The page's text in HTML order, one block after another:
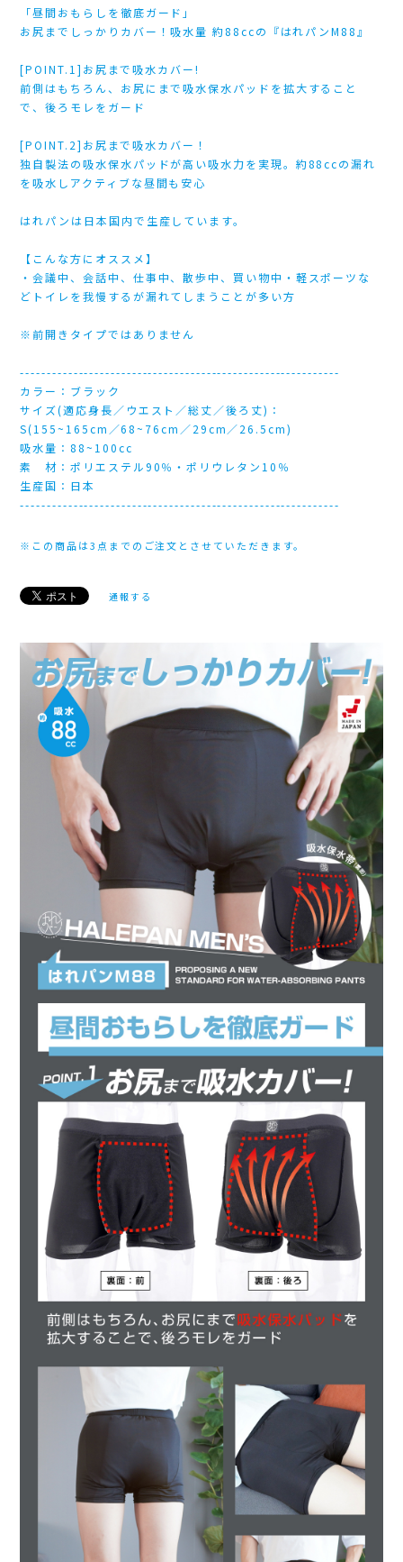
「昼間おもらしを徹底ガード」
お尻までしっかりカバー！吸水量 約88ccの『はれパンM88』
[POINT.1]お尻まで吸水カバー!
前側はもちろん、お尻にまで吸水保水パッドを拡大すること
で、後ろモレをガード
[POINT.2]お尻まで吸水カバー！
独自製法の吸水保水パッドが高い吸水力を実現。約88ccの漏れ
を吸水しアクティブな昼間も安心
はれパンは日本国内で生産しています。
【こんな方にオススメ】
・会議中、会話中、仕事中、散歩中、買い物中・軽スポーツな
どトイレを我慢するが漏れてしまうことが多い方
※前開きタイプではありません
------------------------------------------------------------
カラー：ブラック
サイズ(適応身長／ウエスト／総丈／後ろ丈)：
S(155~165cm／68~76cm／29cm／26.5cm)
吸水量：88~100cc
素 材：ポリエステル90％・ポリウレタン10％
生産国：日本
------------------------------------------------------------
※この商品は3点までのご注文とさせていただきます。
通報する